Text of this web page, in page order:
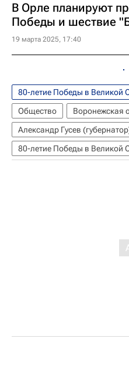
В Орле планируют
Победы и шествие
19 марта 2025, 17:40
80-летие Победы в Великой
Общество
Воронежская
Александр Гусев
80-летие Победы в Великой